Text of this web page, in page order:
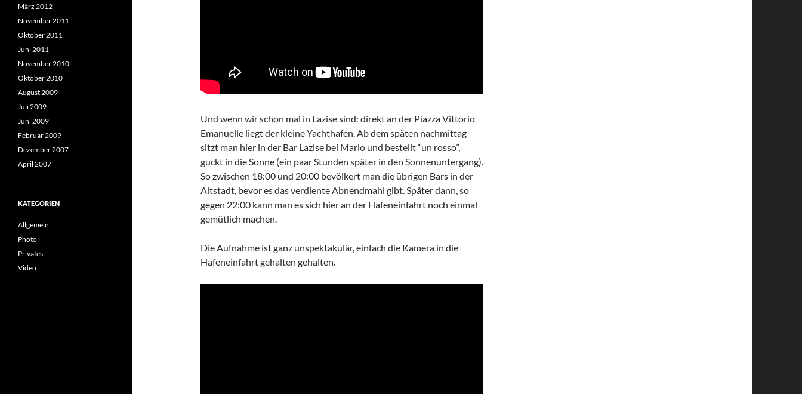
Und wenn wir schon mal in Lazise sind: direkt an der Piazza Vittorio
Emanuelle liegt der kleine Yachthafen. Ab dem späten nachmittag
sitzt man hier in der Bar Lazise bei Mario und bestellt “un rosso”,
guckt in die Sonne (ein paar Stunden später in den Sonnenuntergang).
So zwischen 18:00 und 20:00 bevölkert man die übrigen Bars in der
Altstadt, bevor es das verdiente Abnendmahl gibt. Später dann, so
gegen 22:00 kann man es sich hier an der Hafeneinfahrt noch einmal
gemütlich machen.
Die Aufnahme ist ganz unspektakulär, einfach die Kamera in die
Hafeneinfahrt gehalten gehalten.
März 2012
November 2011
Oktober 2011
Juni 2011
November 2010
Oktober 2010
August 2009
Juli 2009
Juni 2009
Februar 2009
Dezember 2007
April 2007
KATEGORIEN
Allgemein
Photo
Privates
Video